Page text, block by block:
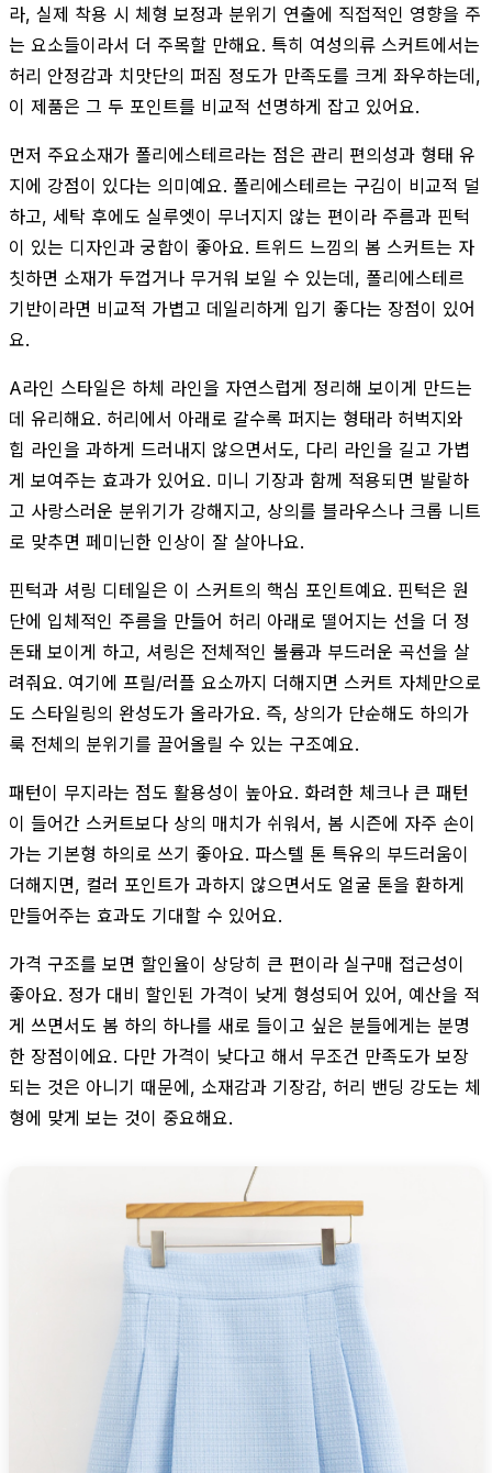
라, 실제 착용 시 체형 보정과 분위기 연출에 직접적인 영향을 주
는 요소들이라서 더 주목할 만해요. 특히 여성의류 스커트에서는
허리 안정감과 치맛단의 퍼짐 정도가 만족도를 크게 좌우하는데,
이 제품은 그 두 포인트를 비교적 선명하게 잡고 있어요.
먼저 주요소재가 폴리에스테르라는 점은 관리 편의성과 형태 유
지에 강점이 있다는 의미예요. 폴리에스테르는 구김이 비교적 덜
하고, 세탁 후에도 실루엣이 무너지지 않는 편이라 주름과 핀턱
이 있는 디자인과 궁합이 좋아요. 트위드 느낌의 봄 스커트는 자
칫하면 소재가 두껍거나 무거워 보일 수 있는데, 폴리에스테르
기반이라면 비교적 가볍고 데일리하게 입기 좋다는 장점이 있어
요.
A라인 스타일은 하체 라인을 자연스럽게 정리해 보이게 만드는
데 유리해요. 허리에서 아래로 갈수록 퍼지는 형태라 허벅지와
힙 라인을 과하게 드러내지 않으면서도, 다리 라인을 길고 가볍
게 보여주는 효과가 있어요. 미니 기장과 함께 적용되면 발랄하
고 사랑스러운 분위기가 강해지고, 상의를 블라우스나 크롭 니트
로 맞추면 페미닌한 인상이 잘 살아나요.
핀턱과 셔링 디테일은 이 스커트의 핵심 포인트예요. 핀턱은 원
단에 입체적인 주름을 만들어 허리 아래로 떨어지는 선을 더 정
돈돼 보이게 하고, 셔링은 전체적인 볼륨과 부드러운 곡선을 살
려줘요. 여기에 프릴/러플 요소까지 더해지면 스커트 자체만으로
도 스타일링의 완성도가 올라가요. 즉, 상의가 단순해도 하의가
룩 전체의 분위기를 끌어올릴 수 있는 구조예요.
패턴이 무지라는 점도 활용성이 높아요. 화려한 체크나 큰 패턴
이 들어간 스커트보다 상의 매치가 쉬워서, 봄 시즌에 자주 손이
가는 기본형 하의로 쓰기 좋아요. 파스텔 톤 특유의 부드러움이
더해지면, 컬러 포인트가 과하지 않으면서도 얼굴 톤을 환하게
만들어주는 효과도 기대할 수 있어요.
가격 구조를 보면 할인율이 상당히 큰 편이라 실구매 접근성이
좋아요. 정가 대비 할인된 가격이 낮게 형성되어 있어, 예산을 적
게 쓰면서도 봄 하의 하나를 새로 들이고 싶은 분들에게는 분명
한 장점이에요. 다만 가격이 낮다고 해서 무조건 만족도가 보장
되는 것은 아니기 때문에, 소재감과 기장감, 허리 밴딩 강도는 체
형에 맞게 보는 것이 중요해요.